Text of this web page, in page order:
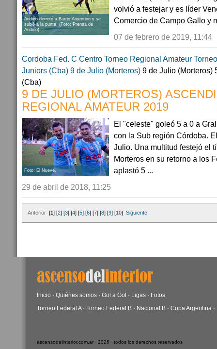
Andino derrotó a Barrio Argentino y se
subió a la punta. (Foto: Prensa de
Andino).
volvió a festejar y es líder
Comercio de Campo Gallo y
07 de febrero de 2019, 11:44
Cordoba Fed. C Centro Torneo Regional Amateur
Juniors (Cba) 9 de Julio (Morteros) 9 de Julio (Morteros)
(Cba)
9 DE JULIO (MORTEROS)
REGIONAL AMATEUR 2019
Foto: El Nueve.
El "celeste" goleó 5 a 0 a
con la Sub región Córdoba.
Julio. Una multitud festejó el
Morteros en su retorno a los
aplastó 5 ...
29 de abril de 2018, 11:25
Anterior [1] [2] [3] [4] [5] [6] [7] [8] [9] [10] Siguiente
Inicio · Quiénes somos · Gol a Gol · Ligas · Fotos
Torneo Federal A· Torneo Federal B · Nacional B · Copa Argentina ·
ascensodelinterior.com.ar · 2026 · todos los derechos reservados